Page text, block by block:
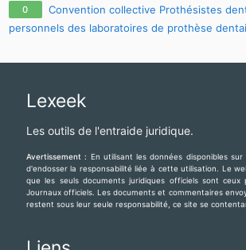
0
Convention collective Prothésistes
personnels des laboratoires de prothèse
Lexeek
Les outils de l'entraide juridique.
Avertissement : En utilisant les données disponibles
d'endosser la responsabilité liée à cette utilisation. Le
que les seuls documents juridiques officiels sont ceux
Journaux officiels. Les documents et commentaires
restent sous leur seule responsabilité, ce site se